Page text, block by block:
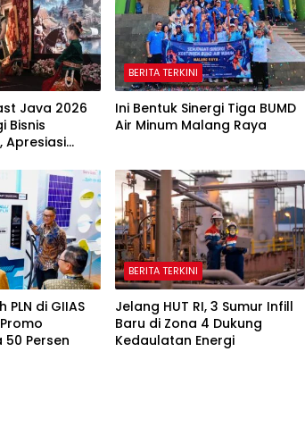
Java 2026
Bisnis
Apresiasi
BERITA TERKINI
Ini Bentuk Sinergi Tiga BUMD
Air Minum Malang Raya
PLN di GIIAS
Persen
BERITA TERKINI
Jelang HUT RI, 3 Sumur Infill
Baru di Zona 4 Dukung
Kedaulatan Energi